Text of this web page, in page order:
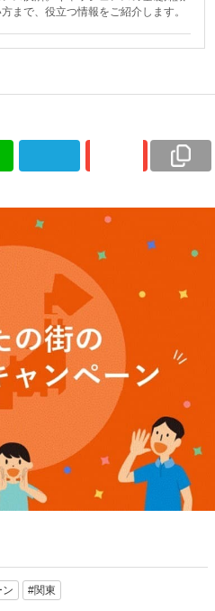
まで、役立つ情報をご紹介します。
ン #関東